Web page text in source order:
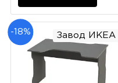
-18% Завод ИКЕА